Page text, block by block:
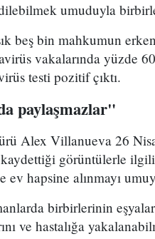
umuduyla
beş bin mahkumun
vakalarında yüzde
testi pozitif çıktı.
paylaşmazlar"
Alex Villanueva 26
görüntülerle
ev hapsine alınmayı
birbirlerinin
ve hastalığa